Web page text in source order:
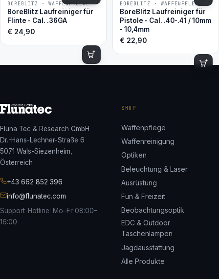
BOREBLITZ · WAFFENPFLEGE
BoreBlitz Laufreiniger für
Flinte - Cal. .36GA
€ 24,90
BOREBLITZ · WAFFENPFLEGE
BoreBlitz Laufreiniger für
Pistole - Cal. .40-.41 / 10mm
- 10,4mm
€ 22,90
Fluna Tec & Research GmbH
Dr.-Hans-Lechner-Straße 6
5071 Wals-Siezenheim,
Österreich
+43 662 852 396
info@flunatec.com
Support-Hotline: Mo–Fr 08:00–
16:00
SHOP
Waffenpflege
Waffenreinigung
Optiken
Beleuchtung & Laser
Ausrüstung
Fun & Freizeit
Beobachtungsoptik
EDC & Outdoor
Taschenlampen
Jagdausstattung
Alle Produkte